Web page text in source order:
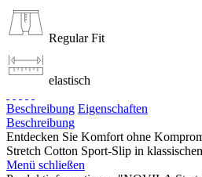
Regular Fit
elastisch
Beschreibung Eigenschaften
Beschreibung
Entdecken Sie Komfort ohne
Stretch Cotton Sport-Slip in
Menü schließen